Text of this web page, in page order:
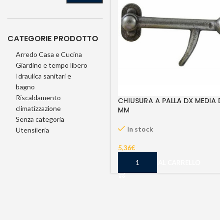
CATEGORIE PRODOTTO
Arredo Casa e Cucina
Giardino e tempo libero
Idraulica sanitari e
bagno
Riscaldamento
climatizzazione
Senza categoria
Utensileria
CHIUSURA A PALLA DX MEDIA
MM
In stock
5,36€
AGGIUNGI AL CARRELLO